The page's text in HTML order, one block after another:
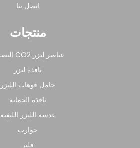
اتصل بنا
منتجات
عناصر ليزر CO2 البصرية
نافذة ليزر
حامل فوهات الليزر
نافذة الحماية
عدسة الليزر الليفية
جوارب
فلتر